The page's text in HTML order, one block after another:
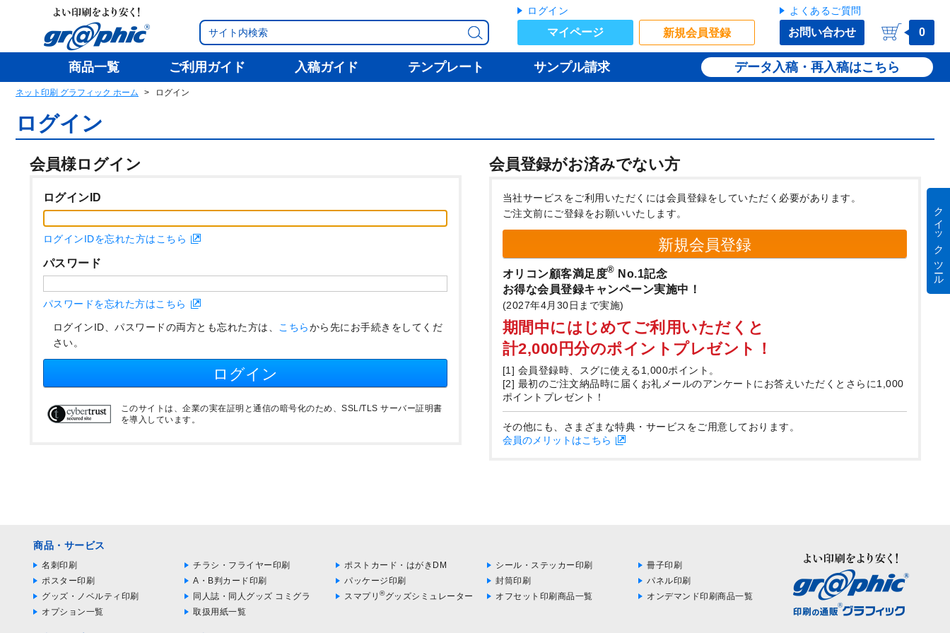
ログイン
マイページ 新規会員登録
よくあるご質問
お問い合わせ 0
商品一覧 ご利用ガイド 入稿ガイド テンプレート サンプル請求 データ入稿・再入稿
ネット印刷 グラフィック ホーム ログイン
ログイン
会員様ログイン 会員登録がお済みでない方
ログインID
ログインIDを忘れた方はこちら
パスワード
パスワードを忘れた方はこちら
ログインID、パスワードの両方とも忘れた方は、 こちらから先にお手続きをしてくだ
さい。
ログイン
このサイトは、企業の実在証明と通信の暗号化のため、SSL/TLS サーバー証明書
を導入しています。
当社サービスをご利用いただくには会員登録をしていただく必要があります。
ご注文前にご登録をお願いいたします。
新規会員登録
オリコン顧客満足度® No.1記念
お得な会員登録キャンペーン実施中！
(2027年4月30日まで実施)
期間中にはじめてご利用いただくと
計2,000円分のポイントプレゼント！
[1] 会員登録時、スグに使える1,000ポイント。
[2] 最初のご注文納品時に届くお礼メールのアンケートにお答えいただくとさらに1,000
ポイントプレゼント！
その他にも、さまざまな特典・サービスをご用意しております。
会員のメリットはこちら
商品・サービス
名刺印刷 チラシ・フライヤー印刷 ポストカード・はがきDM シール・ステッカー印刷
冊子印刷
ポスター印刷
A・B判カード印刷 パッケージ印刷 封筒印刷
パネル印刷
グッズ・ノベルティ印刷
同人誌・同人グッズ コミグラ スマプリ ®グッズシミュレーター オフセット印刷商品一覧
オンデマンド印刷商品一覧
オプション一覧
取扱用紙一覧
クイック ツール